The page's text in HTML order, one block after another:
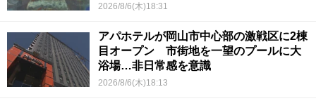
2026/8/6(木)18:31
アパホテルが岡山市中心部の激戦区に2棟
目オープン 市街地を一望のプールに大
浴場…非日常感を意識
2026/8/6(木)18:13